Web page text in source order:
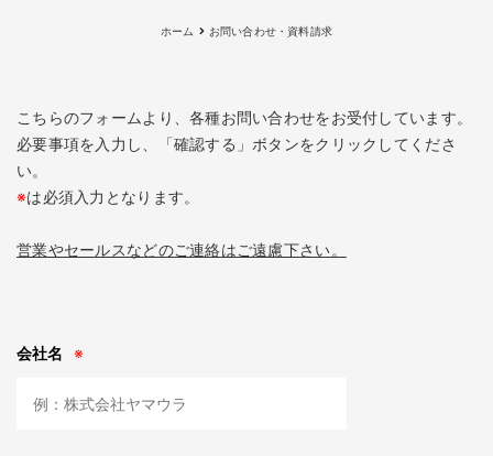
ホーム お問い合わせ・資料請求
こちらのフォームより、各種お問い合わせをお受付しています。
必要事項を入力し、「確認する」ボタンをクリックしてくださ
い。
※は必須入力となります。
営業やセールスなどのご連絡はご遠慮下さい。
会社名 ※